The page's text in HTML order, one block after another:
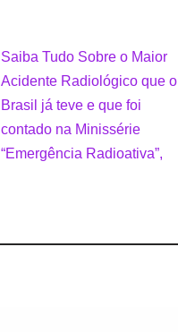
Saiba Tudo Sobre o Maior
Acidente Radiológico que o
Brasil já teve e que foi
contado na Minissérie
“Emergência Radioativa”,